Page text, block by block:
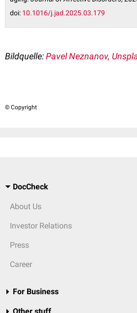
doi: 10.1016/j.jad.2025.03.179
Bildquelle:Pavel Neznanov,
© Copyright
DocCheck
About Us
Investor Relations
Press
Career
For Business